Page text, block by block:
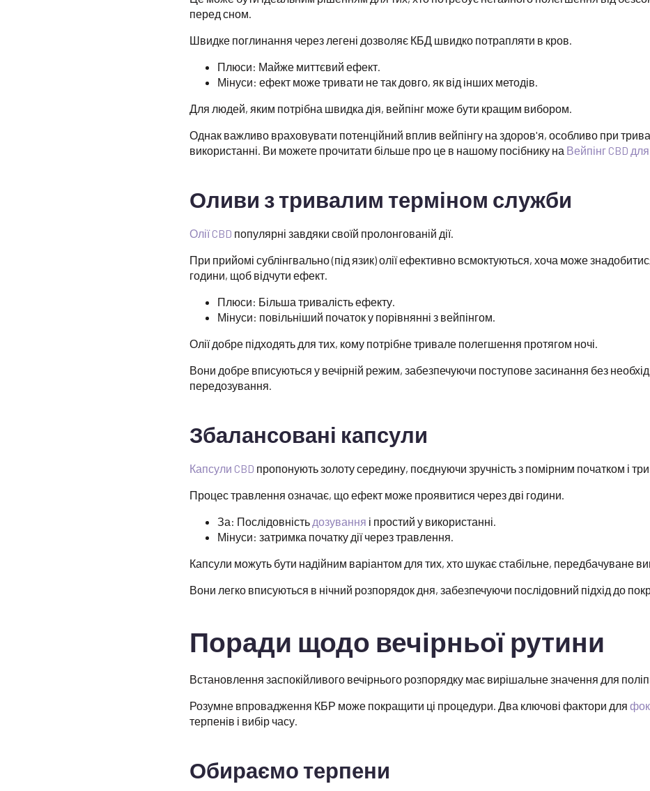
перед сном.
Швидке поглинання через легені дозволяє КБД швидко потрапляти в кров.
Плюси: Майже миттєвий ефект.
Мінуси: ефект може тривати не так довго, як від інших методів.
Для людей, яким потрібна швидка дія, вейпінг може бути кращим вибором.
Однак важливо враховувати потенційний вплив вейпінгу на здоров'я, особливо при
використанні. Ви можете прочитати більше про це в нашому посібнику на Вейпінг CBD
Оливи з тривалим терміном служби
Олії CBD популярні завдяки своїй пролонгованій дії.
При прийомі сублінгвально (під язик) олії ефективно всмоктуються, хоча може
години, щоб відчути ефект.
Плюси: Більша тривалість ефекту.
Мінуси: повільніший початок у порівнянні з вейпінгом.
Олії добре підходять для тих, кому потрібне тривале полегшення протягом ночі.
Вони добре вписуються у вечірній режим, забезпечуючи поступове засинання без
передозування.
Збалансовані капсули
Капсули CBD пропонують золоту середину, поєднуючи зручність з помірним початком і
Процес травлення означає, що ефект може проявитися через дві години.
За: Послідовність дозування і простий у використанні.
Мінуси: затримка початку дії через травлення.
Капсули можуть бути надійним варіантом для тих, хто шукає стабільне, передбачуване
Вони легко вписуються в нічний розпорядок дня, забезпечуючи послідовний підхід до
Поради щодо вечірньої рутини
Встановлення заспокійливого вечірнього розпорядку має вирішальне значення для
Розумне впровадження КБР може покращити ці процедури. Два ключові фактори для
терпенів і вибір часу.
Обираємо терпени